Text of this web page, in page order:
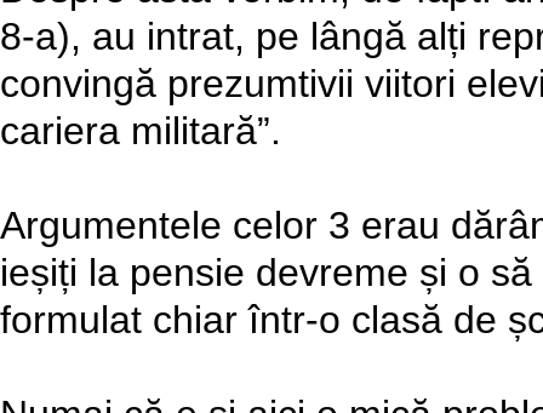
8-a), au intrat, pe lângă alți
convingă prezumtivii viitori
cariera militară”.
Argumentele celor 3 erau
ieșiți la pensie devreme și o
formulat chiar într-o clasă de